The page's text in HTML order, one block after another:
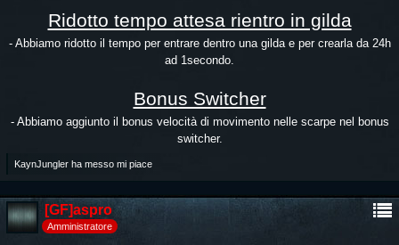
Ridotto tempo attesa rientro in gilda
- Abbiamo ridotto il tempo per entrare dentro una gilda e per crearla da 24h
ad 1secondo.
Bonus Switcher
- Abbiamo aggiunto il bonus velocità di movimento nelle scarpe nel bonus
switcher.
KaynJungler ha messo mi piace
[GF]aspro
Amministratore